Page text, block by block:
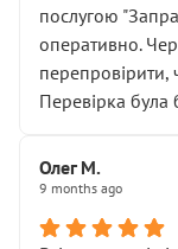
послугою
оперативно.
перепровірити,
Перевірка
Олег М.
9 months ago